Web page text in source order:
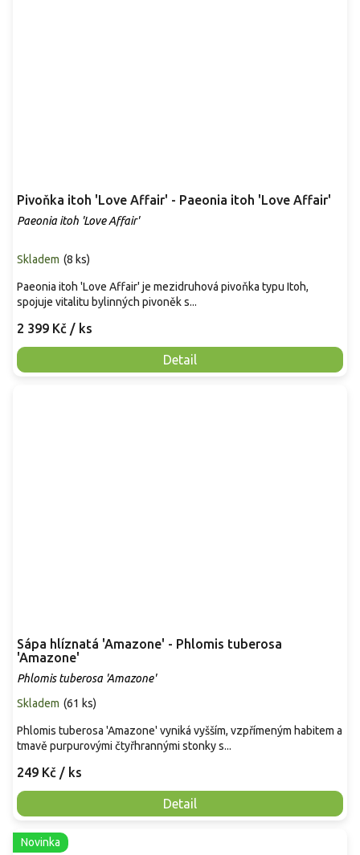
Pivoňka itoh 'Love Affair' - Paeonia itoh 'Love Affair'
Paeonia itoh 'Love Affair'
Skladem (8 ks)
2 399 Kč / ks
Detail
Paeonia itoh 'Love Affair' je mezidruhová pivoňka typu Itoh,
spojuje vitalitu bylinných pivoněk s...
Sápa hlíznatá 'Amazone' - Phlomis tuberosa
'Amazone'
Phlomis tuberosa 'Amazone'
Skladem (61 ks)
249 Kč / ks
Detail
Phlomis tuberosa 'Amazone' vyniká vyšším, vzpřímeným habitem a
tmavě purpurovými čtyřhrannými stonky s...
Novinka